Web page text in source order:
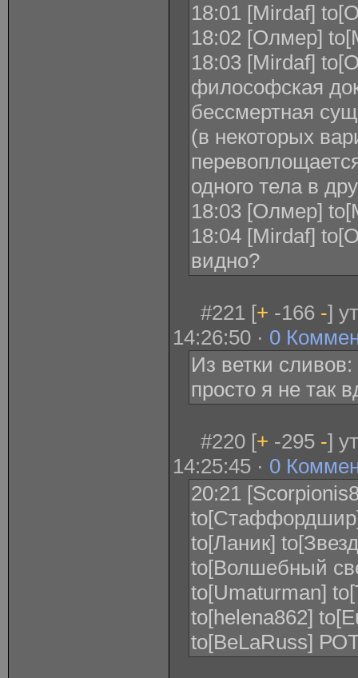
18:01 [Mirdaf]
18:02 [Олмер]
18:03 [Mirdaf]
философская
бессмертная
(в некоторых
одного тела в
18:03 [Олмер]
18:04 [Mirdaf]
видно?
#221 [+ -166 -]
14:26:50 · 0
Из ветки
просто я не так
#220 [+ -295 -]
14:25:45 · 0
20:21
to[Стаффордшир]
to[Ланик]
to[Волшебный
to[Umaturman]
to[helena862]
to[BeLaRuss]